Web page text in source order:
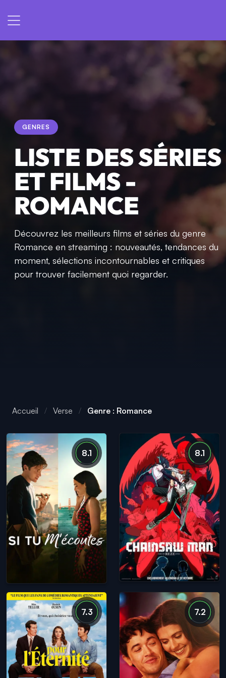
GENRES
LISTE DES SÉRIES
ET FILMS -
ROMANCE
Découvrez les meilleurs films et séries du genre
Romance en streaming : nouveautés, tendances du
moment, sélections incontournables et critiques
pour trouver facilement quoi regarder.
Accueil Verse Genre : Romance
8.1 8.1
7.3 7.2